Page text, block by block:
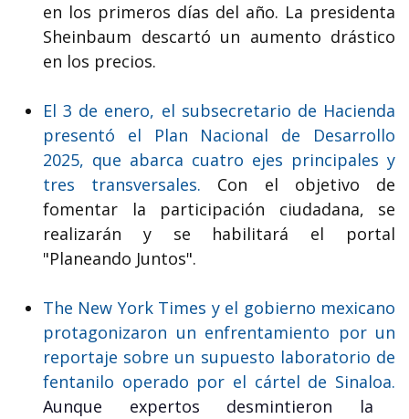
en los primeros días del año. La presidenta
Sheinbaum descartó un aumento drástico
en los precios.
El 3 de enero, el subsecretario de Hacienda
presentó el Plan Nacional de Desarrollo
2025, que abarca cuatro ejes principales y
tres transversales. Con el objetivo de
fomentar la participación ciudadana, se
realizarán y se habilitará el portal
"Planeando Juntos".
The New York Times y el gobierno mexicano
protagonizaron un enfrentamiento por un
reportaje sobre un supuesto laboratorio de
fentanilo operado por el cártel de Sinaloa.
Aunque expertos desmintieron la